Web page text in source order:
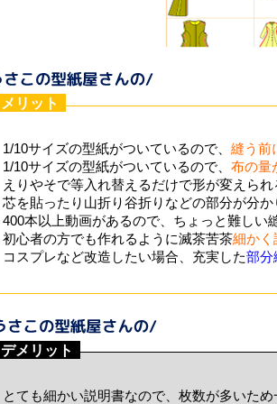
メリット
1/10サイズの型紙がついているので、 縫う前
1/10サイズの型紙がついているので、 布の量
えりやそで等入れ替えるだけで形が変えられ
芯を貼ったり山折り谷折りなどの部分が分か
400本以上動画があるので、ちょっと難しい
初心者の方でも作れるように滅茶苦茶細かく
コスプレなど改造したい場合、充実した部分
デメリット
とても細かい説明書なので、枚数が多いため